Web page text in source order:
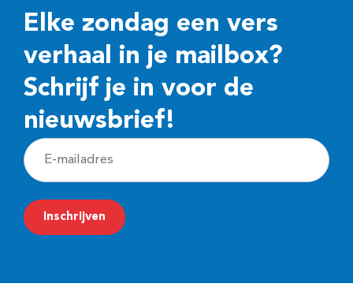
Elke zondag een vers
verhaal in je mailbox?
Schrijf je in voor de
nieuwsbrief!
E
-
m
a
Inschrijven